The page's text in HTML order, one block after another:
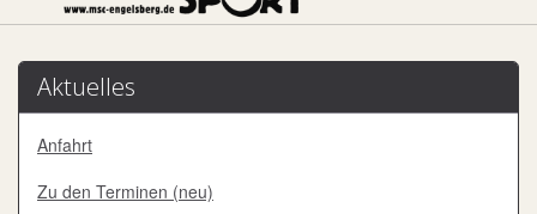
Aktuelles
Anfahrt
Zu den Terminen (neu)